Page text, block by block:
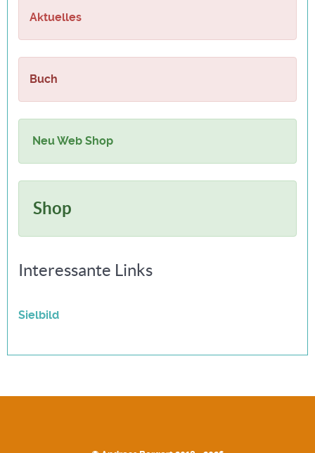
Aktuelles
Buch
Neu Web Shop
Shop
Interessante Links
Sielbild